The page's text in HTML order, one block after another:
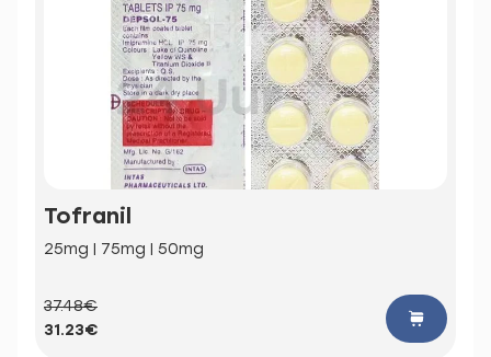
Tofranil
25mg | 75mg | 50mg
37.48€
31.23€